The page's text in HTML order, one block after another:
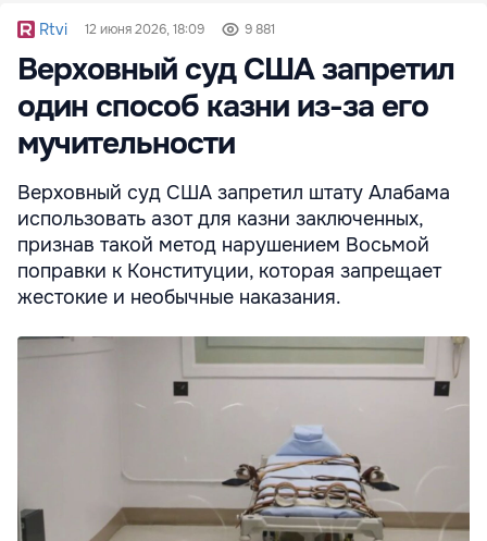
Rtvi 12 июня 2026, 18:09 9 881
Верховный суд США запретил
один способ казни из-за его
мучительности
Верховный суд США запретил штату Алабама
использовать азот для казни заключенных,
признав такой метод нарушением Восьмой
поправки к Конституции, которая запрещает
жестокие и необычные наказания.